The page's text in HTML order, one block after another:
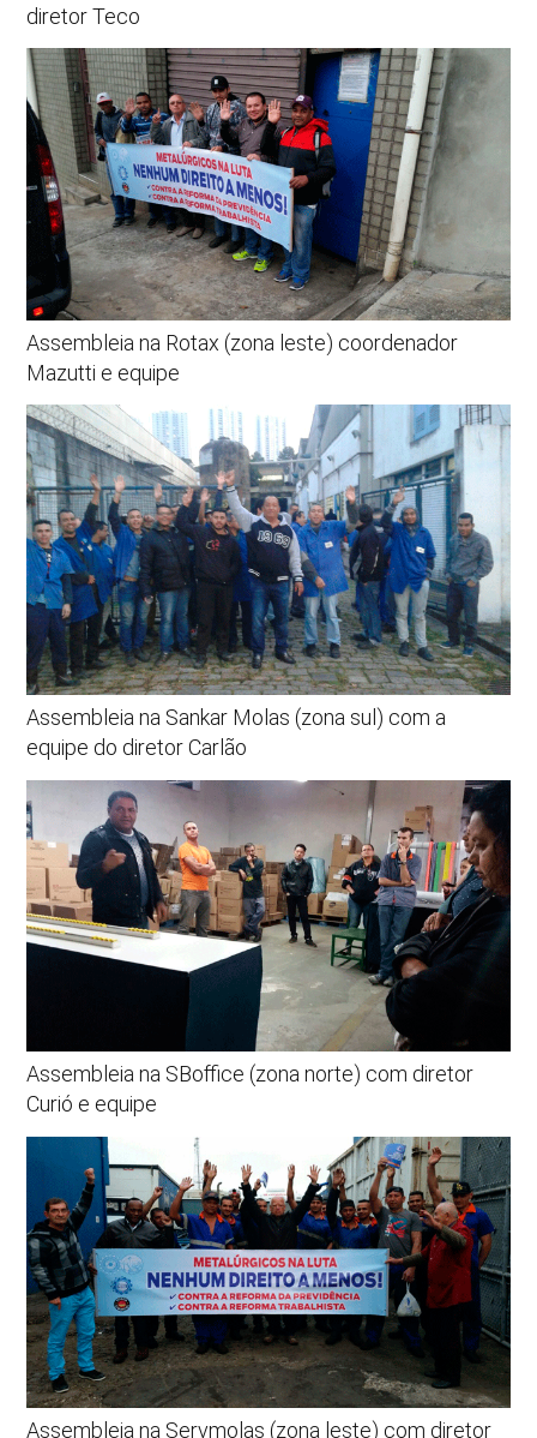
diretor Teco
Assembleia na Rotax (zona leste) coordenador
Mazutti e equipe
Assembleia na Sankar Molas (zona sul) com a
equipe do diretor Carlão
Assembleia na SBoffice (zona norte) com diretor
Curió e equipe
Assembleia na Servmolas (zona leste) com diretor